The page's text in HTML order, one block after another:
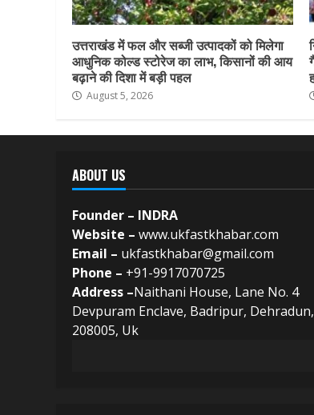
उत्तराखंड में फल और सब्जी उत्पादकों को मिलेगा
आधुनिक कोल्ड स्टोरेज का लाभ, किसानों की आय
बढ़ाने की दिशा में बड़ी पहल
August 5, 2026
ABOUT US
Founder – INDRA
Website – www.ukfastkhabar.com
Email – ukfastkhabar@gmail.com
Phone – +91-9917070725
Address –Naithani House, Lane No. 4
Devpuram Enclave, Badripur, Dehradun,
208005, Uk